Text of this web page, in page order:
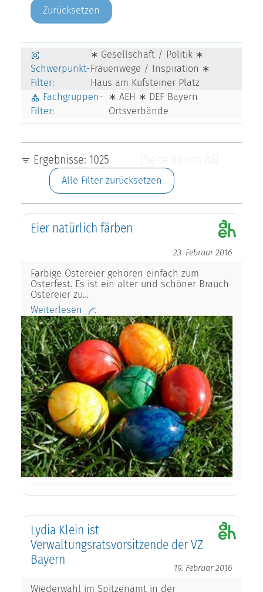
Zurücksetzen
Schwerpunkt-
Filter:
∗ Gesellschaft / Politik ∗
Frauenwege / Inspiration ∗
Haus am Kufsteiner Platz
Fachgruppen-
Filter:
∗ AEH ∗ DEF Bayern
Ortsverbände
Ergebnisse: 1025
Alle Filter zurücksetzen
Eier natürlich färben
23. Februar 2016
Farbige Ostereier gehören einfach zum
Osterfest. Es ist ein alter und schöner Brauch
Ostereier zu…
Weiterlesen
Lydia Klein ist
Verwaltungsratsvorsitzende der VZ
Bayern
19. Februar 2016
Wiederwahl im Spitzenamt in der